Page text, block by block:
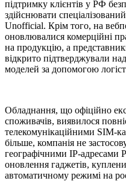
підтримку клієнтів у РФ
здійснювати
Unofficial. Крім того, на
оновлювалися комерційні
на продукцію, а
відкрито підтверджували
моделей за допомогою
Обладнання, що офіційно
споживачів, виявилося
телекомунікаційними SIM-
більше, компанія не
географічними IP-адресами
оновлення гаджетів,
автоматичному режимі на